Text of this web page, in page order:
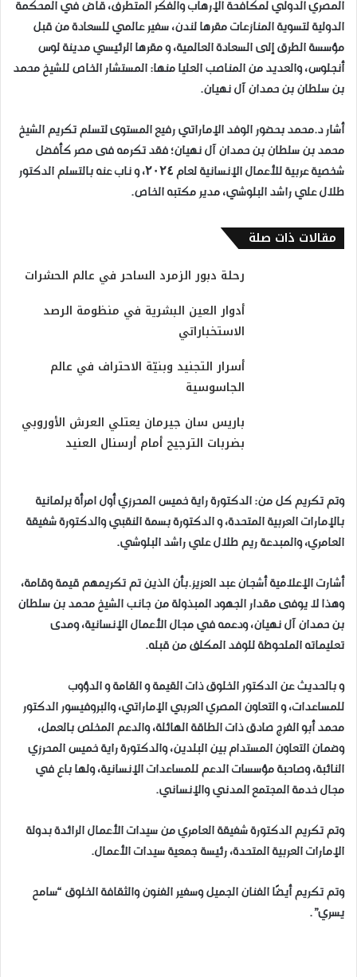
المصري الدولي لمكافحة الإرهاب والفكر المتطرف، قاض في المحكمة
الدولية لتسوية المنازعات مقرها لندن، سفير عالمي للسعادة من قبل
مؤسسة الطرق إلى السعادة العالمية، و مقرها الرئيسي مدينة لوس
أنجلوس، والعديد من المناصب العليا منها: المستشار الخاص للشيخ محمد
بن سلطان بن حمدان آل نهيان.
أشار د.محمد بحضور الوفد الإماراتي رفيع المستوى لتسلم تكريم الشيخ
محمد بن سلطان بن حمدان آل نهيان؛ فقد تكرمه فى مصر كأفضل
شخصية عربية للأعمال الإنسانية لعام ٢٠٢٤، و ناب عنه بالتسلم الدكتور
طلال علي راشد البلوشي، مدير مكتبه الخاص.
مقالات ذات صلة
رحلة دبور الزمرد الساحر في عالم الحشرات
​أدوار العين البشرية في منظومة الرصد
الاستخباراتي
​أسرار التجنيد وبنيّة الاحتراف في عالم
الجاسوسية
باريس سان جيرمان يعتلي العرش الأوروبي
بضربات الترجيح أمام أرسنال العنيد
وتم تكريم كل من: الدكتورة راية خميس المحرزي أول امرأة برلمانية
بالإمارات العربية المتحدة، و الدكتورة بسمة النقبي والدكتورة شفيقة
العامري، والمبدعة ريم طلال علي راشد البلوشي.
أشارت الإعلامية أشجان عبد العزيز.بأن الذين تم تكريمهم قيمة وقامة،
وهذا لا يوفى مقدار الجهود المبذولة من جانب الشيخ محمد بن سلطان
بن حمدان آل نهيان، ودعمه في مجال الأعمال الإنسانية، ومدى
تعليماته الملحوظة للوفد المكلف من قبله.
و بالحديث عن الدكتور الخلوق ذات القيمة و القامة و الدؤوب
للمساعدات، و التعاون المصري العربي الإماراتي، والبروفيسور الدكتور
محمد أبو الفرج صادق ذات الطاقة الهائلة، والدعم المخلص بالعمل،
وضمان التعاون المستدام بين البلدين، والدكتورة راية خميس المحرزي
النائبة، وصاحبة مؤسسات الدعم للمساعدات الإنسانية، ولها باع في
مجال خدمة المجتمع المدني والإنساني.
وتم تكريم الدكتورة شفيقة العامري من سيدات الأعمال الرائدة بدولة
الإمارات العربية المتحدة، رئيسة جمعية سيدات الأعمال.
وتم تكريم أيضًا الفنان الجميل وسفير الفنون والثقافة الخلوق “سامح
يسري”.